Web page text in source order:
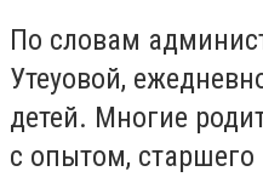
По словам
Утеуовой,
детей. Многие
с опытом, старшего